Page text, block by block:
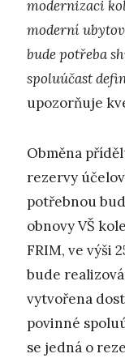
modernizaci
moderní
bude potřeba
spoluúčast
upozorňuje
Obměna
rezervy
potřebnou
obnovy VŠ
FRIM, ve výši
bude
vytvořena
povinné
se jedná o